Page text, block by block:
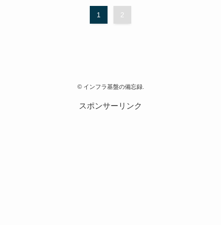
1 2
©インフラ基盤の備忘録.
スポンサーリンク